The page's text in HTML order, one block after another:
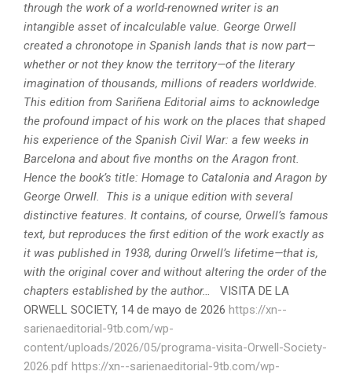
through the work of a world-renowned writer is an
intangible asset of incalculable value. George Orwell
created a chronotope in Spanish lands that is now part—
whether or not they know the territory—of the literary
imagination of thousands, millions of readers worldwide.
This edition from Sariñena Editorial aims to acknowledge
the profound impact of his work on the places that shaped
his experience of the Spanish Civil War: a few weeks in
Barcelona and about five months on the Aragon front.
Hence the book’s title: Homage to Catalonia and Aragon by
George Orwell.
This is a unique edition with several
distinctive features. It contains, of course, Orwell’s famous
text, but reproduces the first edition of the work exactly as
it was published in 1938, during Orwell’s lifetime—that is,
with the original cover and without altering the order of the
chapters established by the author…
VISITA DE LA
ORWELL SOCIETY, 14 de mayo de 2026 https://xn--
sarienaeditorial-9tb.com/wp-
content/uploads/2026/05/programa-visita-Orwell-Society-
2026.pdf https://xn--sarienaeditorial-9tb.com/wp-